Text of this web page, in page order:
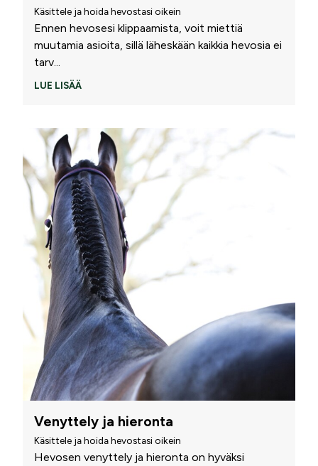
Käsittele ja hoida hevostasi oikein
Ennen hevosesi klippaamista, voit miettiä
muutamia asioita, sillä läheskään kaikkia hevosia ei
tarv...
LUE LISÄÄ
Venyttely ja hieronta
Käsittele ja hoida hevostasi oikein
Hevosen venyttely ja hieronta on hyväksi